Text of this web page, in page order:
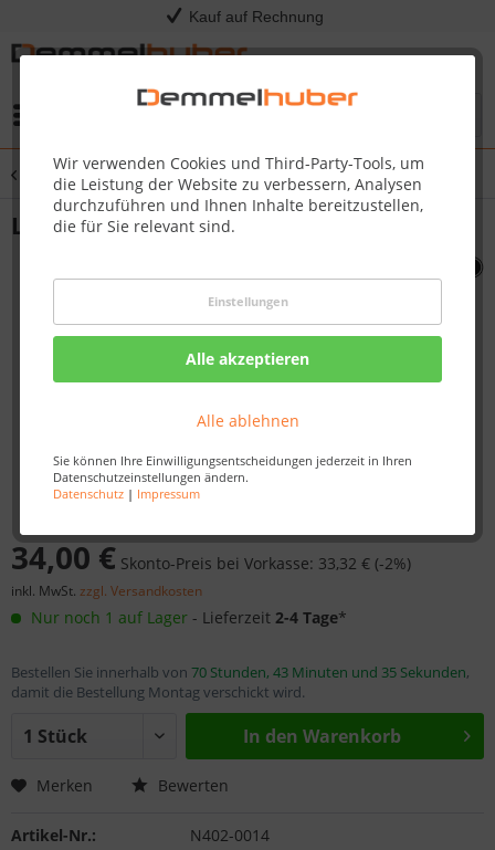
Kauf auf Rechnung
Wir verwenden Cookies und Third-Party-Tools, um
die Leistung der Website zu verbessern, Analysen
durchzuführen und Ihnen Inhalte bereitzustellen,
die für Sie relevant sind.
Einstellungen
Alle akzeptieren
Alle ablehnen
Sie können Ihre Einwilligungsentscheidungen jederzeit in Ihren
Datenschutzeinstellungen ändern.
Datenschutz| Impressum
Übersicht Sonstige Ersatzteile
LIGHT LEFT PRO665/825 #N402-0014
34,00 € Skonto-Preis bei Vorkasse: 33,32 € (-2%)
inkl. MwSt. zzgl. Versandkosten
Nur noch 1 auf Lager - Lieferzeit 2-4 Tage*
Bestellen Sie innerhalb von 70 Stunden, 43 Minuten und 35 Sekunden,
damit die Bestellung Montag verschickt wird.
In den Warenkorb
Merken Bewerten
Artikel-Nr.:
N402-0014